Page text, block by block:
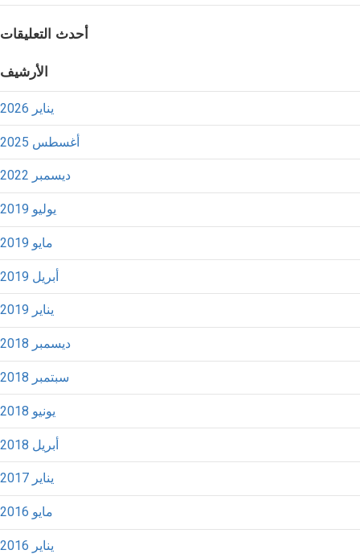
أحدث التعليقات
الأرشيف
يناير 2026
أغسطس 2025
ديسمبر 2022
يوليو 2019
مايو 2019
أبريل 2019
يناير 2019
ديسمبر 2018
سبتمبر 2018
يونيو 2018
أبريل 2018
يناير 2017
مايو 2016
يناير 2016